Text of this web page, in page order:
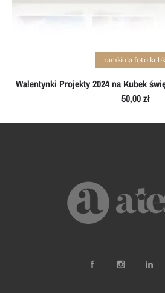
Add to cart
ramki na foto
Walentynki Projekty 2024 na Kubek
50,00zł